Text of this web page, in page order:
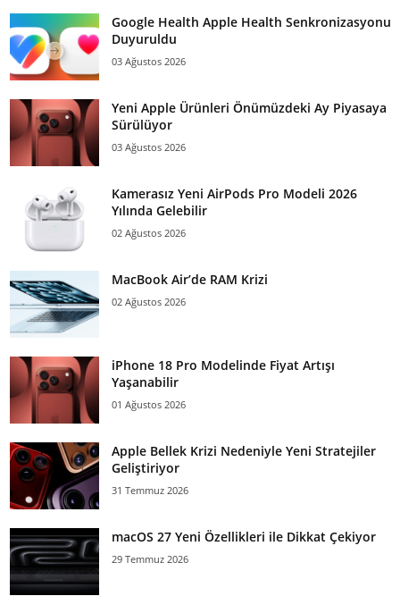
Google Health Apple Health Senkronizasyonu
Duyuruldu
03 Ağustos 2026
Yeni Apple Ürünleri Önümüzdeki Ay Piyasaya
Sürülüyor
03 Ağustos 2026
Kamerasız Yeni AirPods Pro Modeli 2026
Yılında Gelebilir
02 Ağustos 2026
MacBook Air’de RAM Krizi
02 Ağustos 2026
iPhone 18 Pro Modelinde Fiyat Artışı
Yaşanabilir
01 Ağustos 2026
Apple Bellek Krizi Nedeniyle Yeni Stratejiler
Geliştiriyor
31 Temmuz 2026
macOS 27 Yeni Özellikleri ile Dikkat Çekiyor
29 Temmuz 2026